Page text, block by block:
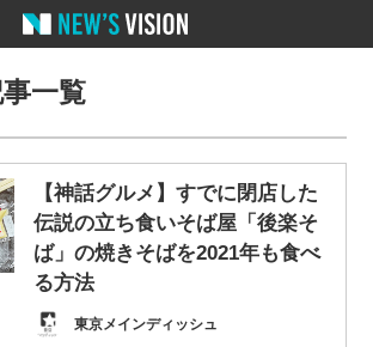
一覧
【神話グルメ】すでに閉店した
伝説の立ち食いそば屋「後楽そ
ば」の焼きそばを2021年も食べ
る方法
東京メインディッシュ